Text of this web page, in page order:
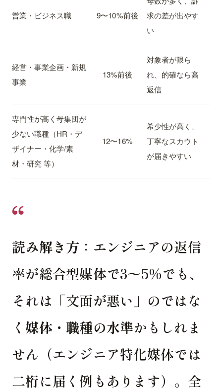
営業・ビジネス職 9〜10%前後
求の差が出やす
い
経営・事業企画・新規
事業
13%前後
対象者が限ら
れ、的確なら高
返信
専門性が高く母集団が
少ない職種（HR・デ
ザイナー・化学/素
材・研究 等）
12〜16%
希少性が高く、
丁寧なスカウト
が届きやすい
読み解き方 ：エンジニアの返信
率が総合型媒体で3〜5%でも、
それは「文面が悪い」のではな
く 媒体・職種の水準かもしれま
せん（エンジニア特化媒体では
二桁に届く例もあります）。全